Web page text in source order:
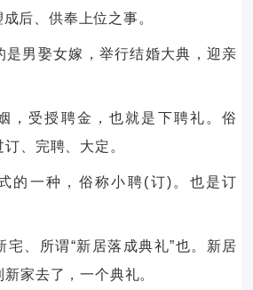
后、供奉上位之事。
是男娶女嫁，举行结婚大典，迎亲
，受授聘金，也就是下聘礼。俗
、完聘、大定。
的一种，俗称小聘(订)。也是订
宅、所谓“新居落成典礼”也。新居
家去了，一个典礼。